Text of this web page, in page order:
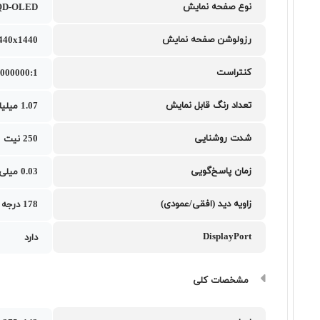
نوع صفحه نمایش OLED
رزولوشن صفحه نمایش
کنتراست
تعداد رنگ قابل نمایش 1.07 میلیارد رنگ
شدت روشنایی 250 نیت
زمان پاسخ‌گویی 0.03 میلی‌ثانیه
زاویه دید (افقی/عمودی) 178 درجه / 178 درجه
DisplayPort دارد
مشخصات کلی